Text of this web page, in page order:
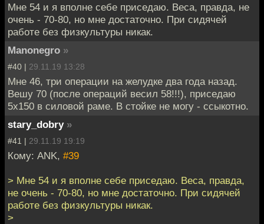
Мне 54 и я вполне себе приседаю. Веса, правда, не
очень - 70-80, но мне достаточно. При сидячей
работе без физкультуры никак.
Manonegro »
#40 | 29.11.19 13:28
Мне 46, три операции на желудке два года назад.
Вешу 70 (после операций весил 58!!!), приседаю
5х150 в силовой раме. В стойке не могу - ссыкотно.
stary_dobry »
#41 | 29.11.19 19:19
Кому: ANK, #39
> Мне 54 и я вполне себе приседаю. Веса, правда,
не очень - 70-80, но мне достаточно. При сидячей
работе без физкультуры никак.
>